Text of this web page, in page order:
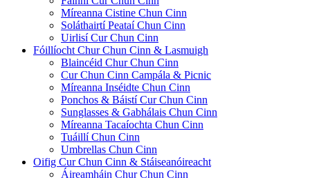
Míreanna Cistine Chun Cinn
Soláthairtí Peataí Chun Cinn
Uirlisí Cur Chun Cinn
Fóillíocht Chur Chun Cinn & Lasmuigh
Blaincéid Chur Chun Cinn
Cur Chun Cinn Campála & Picnic
Míreanna Inséidte Chun Cinn
Ponchos & Báistí Cur Chun Cinn
Sunglasses & Gabhálais Chun Cinn
Míreanna Tacaíochta Chun Cinn
Tuáillí Chun Cinn
Umbrellas Chun Cinn
Oifig Cur Chun Cinn & Stáiseanóireacht
Áireamháin Chur Chun Cinn